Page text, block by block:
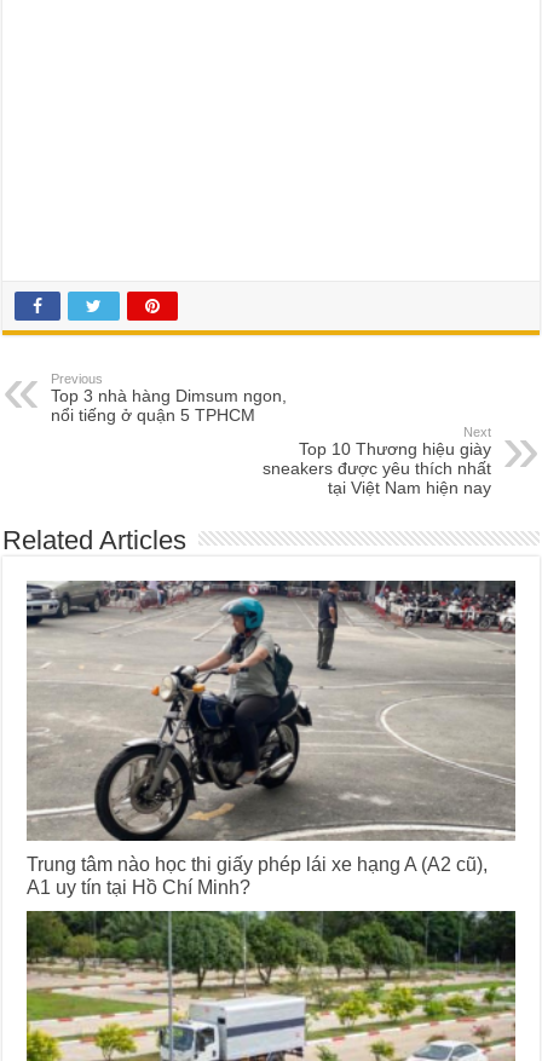
Previous
Top 3 nhà hàng Dimsum ngon,
nổi tiếng ở quận 5 TPHCM
Next
Top 10 Thương hiệu giày
sneakers được yêu thích nhất
tại Việt Nam hiện nay
Related Articles
Trung tâm nào học thi giấy phép lái xe hạng A (A2 cũ),
A1 uy tín tại Hồ Chí Minh?